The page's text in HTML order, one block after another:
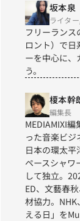
坂本泉
ライタ
フリーラン
ロント）で
ーを中心に、
う。
榎本幹
編集長
MEDIAMIXI
った音楽ビジ
日本の環太平
ペースシャワ
して独立。
ED、文藝春
材協力。
える日」を